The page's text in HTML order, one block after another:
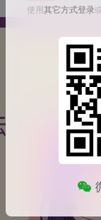
使用其它方式登录